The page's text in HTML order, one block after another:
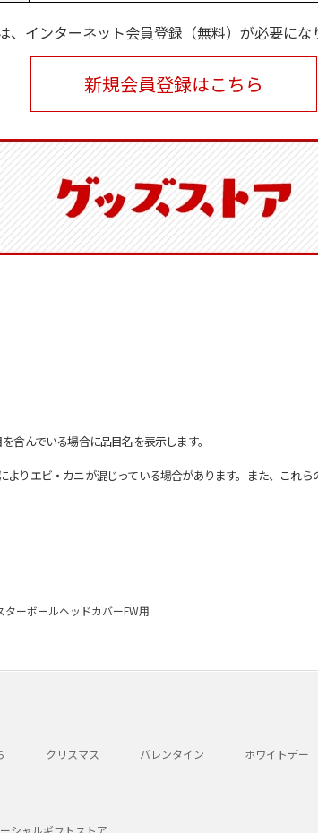
、インターネット会員登録（無料）が必要にな
新規会員登録はこちら
含んでいる場合に品目名を表示します。
エビ・カニが混じっている場合があります。また、これら
ーボールヘッドカバーFW用
クリスマス バレンタイン ホワイトデー
シャルギフトストア